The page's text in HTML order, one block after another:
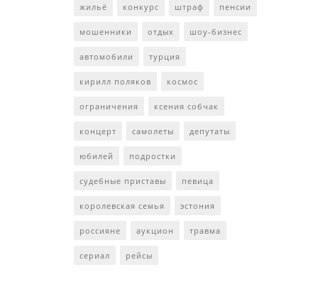
жильё конкурс штраф пенсии
мошенники отдых шоу-бизнес
автомобили турция
кирилл поляков космос
ограничения ксения собчак
концерт самолеты депутаты
юбилей подростки
судебные приставы певица
королевская семья эстония
россияне аукцион травма
сериал рейсы